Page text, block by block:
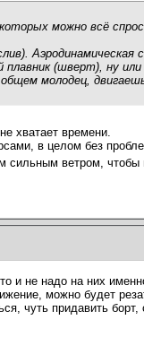
можно всё
Аэродинамическая
(шверт), ну
молодец,
хватает времени.
в целом без
сильным ветром, чтобы
и не надо на них
можно будет
чуть придавить борт,